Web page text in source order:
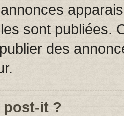
sont publiées.
des
post-it ?